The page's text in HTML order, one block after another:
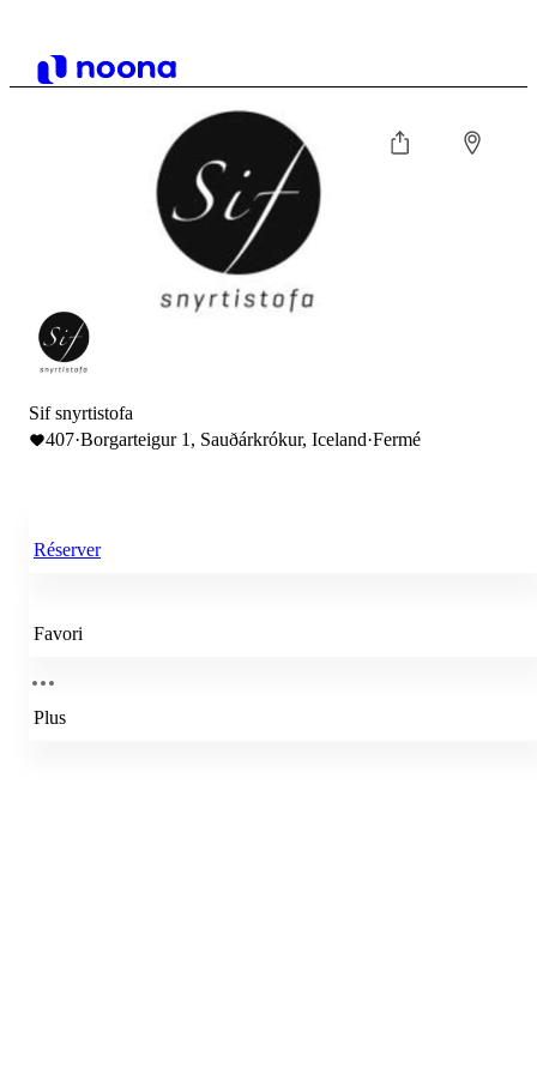
Sif snyrtistofa
407·Borgarteigur 1, Sauðárkrókur, Iceland·Fermé
Réserver
Favori
Plus